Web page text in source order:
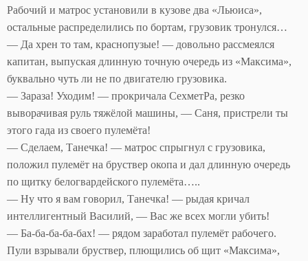
Рабочий и матрос установили в кузове два «Льюиса»,
остальные распределились по бортам, грузовик тронулся…
— Да хрен то там, краснопузые! — довольно рассмеялся
капитан, выпуская длинную точную очередь из «Максима»,
буквально чуть ли не по двигателю грузовика.
— Зараза! Уходим! — прокричала СехметРа, резко
выворачивая руль тяжёлой машины, — Саня, пристрели ты
этого гада из своего пулемёта!
— Сделаем, Танечка! — матрос спрыгнул с грузовика,
положил пулемёт на бруствер окопа и дал длинную очередь
по щитку белогвардейского пулемёта…..
— Ну что я вам говорил, Танечка! — рыдая кричал
интеллигентный Василий, — Вас же всех могли убить!
— Ба-ба-ба-ба-бах! — рядом заработал пулемёт рабочего.
Пули взрывали бруствер, плющились об щит «Максима»,